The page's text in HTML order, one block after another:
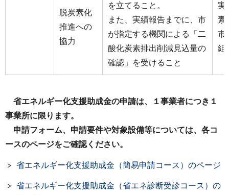
脱炭素化
推進への
協力
を立てること。
また、実績報告までに、市
が指定する機関による「二
酸化炭素排出削減見込量の
確認」を受けること
実
素
市
組
省エネルギー化支援助成金の申請は、１事業者につき１
事業所に限ります。
申請フォーム、申請要件や対象設備等については、各コ
ースのページをご確認ください。
省エネルギー化支援助成金（簡易申請コース）のページ
省エネルギー化支援助成金（省エネ診断受診コース）の